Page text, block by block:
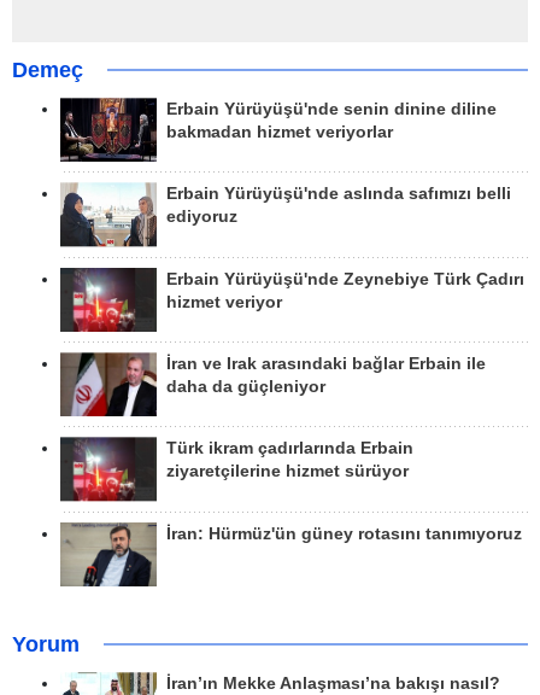
Demeç
Erbain Yürüyüşü'nde senin dinine diline
bakmadan hizmet veriyorlar
Erbain Yürüyüşü'nde aslında safımızı belli
ediyoruz
Erbain Yürüyüşü'nde Zeynebiye Türk Çadırı
hizmet veriyor
İran ve Irak arasındaki bağlar Erbain ile
daha da güçleniyor
Türk ikram çadırlarında Erbain
ziyaretçilerine hizmet sürüyor
İran: Hürmüz'ün güney rotasını tanımıyoruz
Yorum
İran’ın Mekke Anlaşması’na bakışı nasıl?